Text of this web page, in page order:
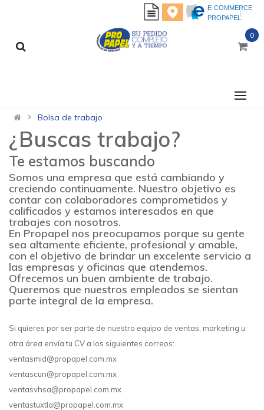
E-COMMERCE
PROPAPEL
0
Bolsa de trabajo
¿Buscas trabajo?
Te estamos buscando
Somos una empresa que está cambiando y
creciendo continuamente. Nuestro objetivo es
contar con colaboradores comprometidos y
calificados y estamos interesados en que
trabajes con nosotros.
En Propapel nos preocupamos porque su gente
sea altamente eficiente, profesional y amable,
con el objetivo de brindar un excelente servicio a
las empresas y oficinas que atendemos.
Ofrecemos un buen ambiente de trabajo.
Queremos que nuestros empleados se sientan
parte integral de la empresa.
Si quieres por ser parte de nuestro equipo de ventas, marketing u
otra área envía tu CV a los siguientes correos:
ventasmid@propapel.com.mx
ventascun@propapel.com.mx
ventasvhsa@propapel.com.mx
ventastuxtla@propapel.com.mx